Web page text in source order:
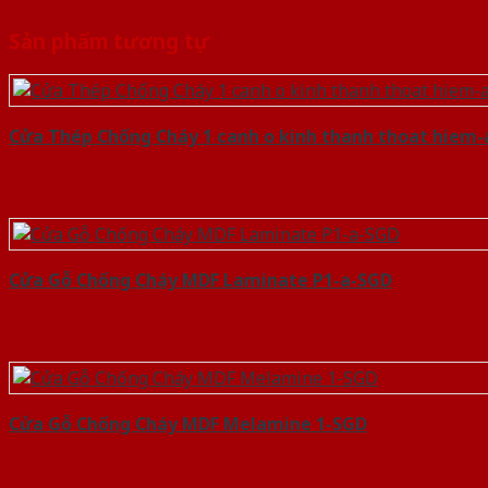
Sản phẩm tương tự
Cửa Thép Chống Cháy 1 canh o kinh thanh thoat hiem-
Cửa Gỗ Chống Cháy MDF Laminate P1-a-SGD
Cửa Gỗ Chống Cháy MDF Melamine 1-SGD